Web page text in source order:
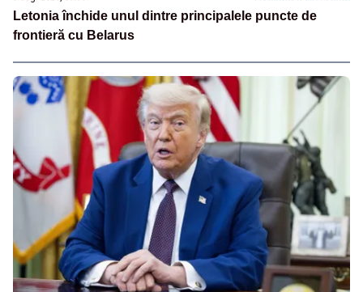
Letonia închide unul dintre principalele puncte de
frontieră cu Belarus